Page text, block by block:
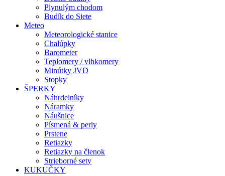
Plynulým chodom
Budík do Siete
Meteo
Meteorologické stanice
Chalúpky
Barometer
Teplomery / vlhkomery
Minútky JVD
Stopky
ŠPERKY
Náhrdelníky
Náramky
Náušnice
Písmená & perly
Prstene
Retiazky
Retiazky na členok
Strieborné sety
KUKUČKY